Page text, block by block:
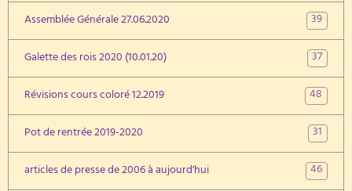
Assemblée Générale 27.06.2020
39
Galette des rois 2020 (10.01.20)
37
Révisions cours coloré 12.2019
48
Pot de rentrée 2019-2020
31
articles de presse de 2006 à aujourd'hui
46